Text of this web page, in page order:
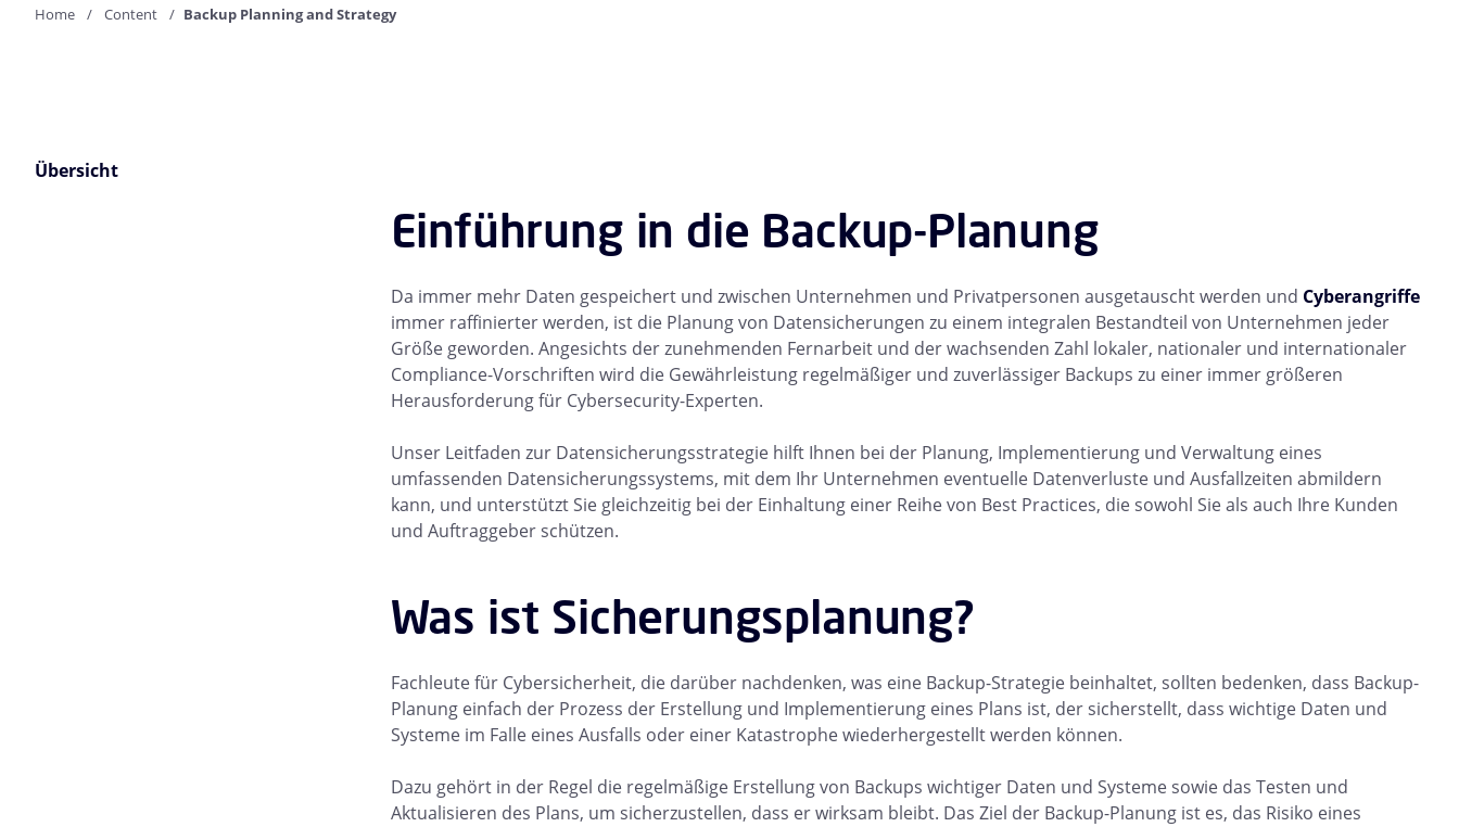
Home Content Backup Planning and Strategy
Übersicht
Einführung in die Backup-Planung
Da immer mehr Daten gespeichert und zwischen Unternehmen und Privatpersonen ausgetauscht werden und Cyberangriffe
immer raffinierter werden, ist die Planung von Datensicherungen zu einem integralen Bestandteil von Unternehmen jeder
Größe geworden. Angesichts der zunehmenden Fernarbeit und der wachsenden Zahl lokaler, nationaler und internationaler
Compliance-Vorschriften wird die Gewährleistung regelmäßiger und zuverlässiger Backups zu einer immer größeren
Herausforderung für Cybersecurity-Experten.
Unser Leitfaden zur Datensicherungsstrategie hilft Ihnen bei der Planung, Implementierung und Verwaltung eines
umfassenden Datensicherungssystems, mit dem Ihr Unternehmen eventuelle Datenverluste und Ausfallzeiten abmildern
kann, und unterstützt Sie gleichzeitig bei der Einhaltung einer Reihe von Best Practices, die sowohl Sie als auch Ihre Kunden
und Auftraggeber schützen.
Was ist Sicherungsplanung?
Fachleute für Cybersicherheit, die darüber nachdenken, was eine Backup-Strategie beinhaltet, sollten bedenken, dass Backup-
Planung einfach der Prozess der Erstellung und Implementierung eines Plans ist, der sicherstellt, dass wichtige Daten und
Systeme im Falle eines Ausfalls oder einer Katastrophe wiederhergestellt werden können.
Dazu gehört in der Regel die regelmäßige Erstellung von Backups wichtiger Daten und Systeme sowie das Testen und
Aktualisieren des Plans, um sicherzustellen, dass er wirksam bleibt. Das Ziel der Backup-Planung ist es, das Risiko eines